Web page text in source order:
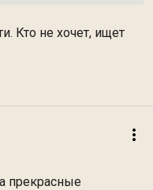
Кто не хочет, ищет
прекрасные